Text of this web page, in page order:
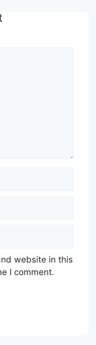
website in this
I comment.